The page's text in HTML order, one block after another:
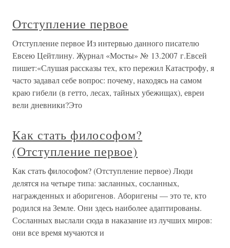
Отступление первое
Отступление первое Из интервью данного писателю
Евсею Цейтлину. Журнал «Мосты» № 13.2007 г.Евсей
пишет:«Слушая рассказы тех, кто пережил Катастрофу, я
часто задавал себе вопрос: почему, находясь на самом
краю гибели (в гетто, лесах, тайных убежищах), евреи
вели дневники?Это
Как стать философом?
(Отступление первое)
Как стать философом? (Отступление первое) Люди
делятся на четыре типа: засланных, сосланных,
награжденных и аборигенов. Аборигены — это те, кто
родился на Земле. Они здесь наиболее адаптированы.
Сосланных выслали сюда в наказание из лучших миров:
они все время мучаются и